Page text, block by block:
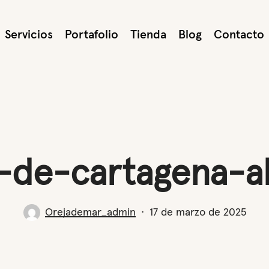
Servicios Portafolio Tienda Blog Contacto
de-cartagena-
Orejademar_admin 17 de marzo de 2025